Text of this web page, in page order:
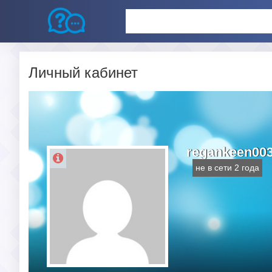
Личный кабинет
не в сети 2 года